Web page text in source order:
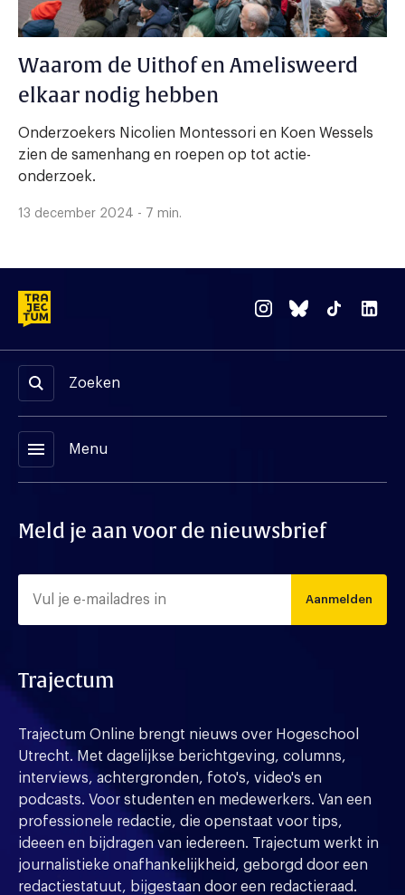
Waarom de Uithof en Amelisweerd
elkaar nodig hebben
Onderzoekers Nicolien Montessori en Koen Wessels
zien de samenhang en roepen op tot actie-
onderzoek.
13 december 2024 - 7 min.
Zoeken
menu Menu
Meld je aan voor de nieuwsbrief
Aanmelden
Trajectum
Trajectum Online brengt nieuws over Hogeschool
Utrecht. Met dagelijkse berichtgeving, columns,
interviews, achtergronden, foto's, video's en
podcasts. Voor studenten en medewerkers. Van een
professionele redactie, die openstaat voor tips,
ideeen en bijdragen van iedereen. Trajectum werkt in
journalistieke onafhankelijkheid, geborgd door een
redactiestatuut, bijgestaan door een redactieraad.